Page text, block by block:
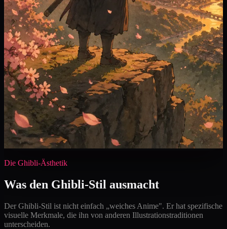
Die Ghibli-Ästhetik
Was den Ghibli-Stil ausmacht
Der Ghibli-Stil ist nicht einfach „weiches Anime". Er hat spezifische
visuelle Merkmale, die ihn von anderen Illustrationstraditionen
unterscheiden.